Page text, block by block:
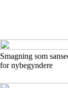
Smagning som
for nybegyndere